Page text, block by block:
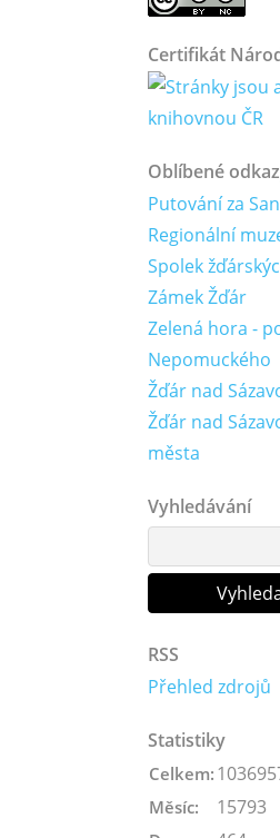
Certifikát
Oblíbené
Putování za
Regionální
Spolek
Zámek Žďár
Zelená hora -
Nepomuckého
Žďár nad
Žďár nad
města
Vyhledávání
RSS
Přehled zdrojů
Statistiky
Celkem:
Měsíc: 15793